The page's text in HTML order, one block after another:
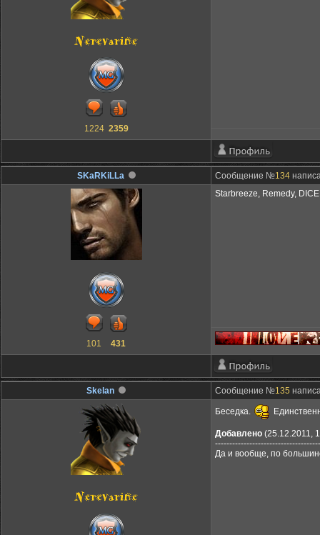
1224 2359
SKaRKiLLa Сообщение №134
101 431
Starbreeze, Remedy, DICE
Skelan Сообщение №135
Беседка.
Добавлено (25.12.2011,
Да и вообще, по